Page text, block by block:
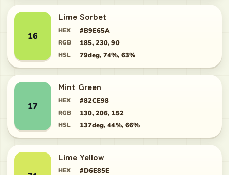
16
Lime Sorbet
HEX #B9E65A
RGB 185, 230, 90
HSL 79deg, 74%, 63%
17
Mint Green
HEX #82CE98
RGB 130, 206, 152
HSL 137deg, 44%, 66%
Lime Yellow
HEX #D6E85E